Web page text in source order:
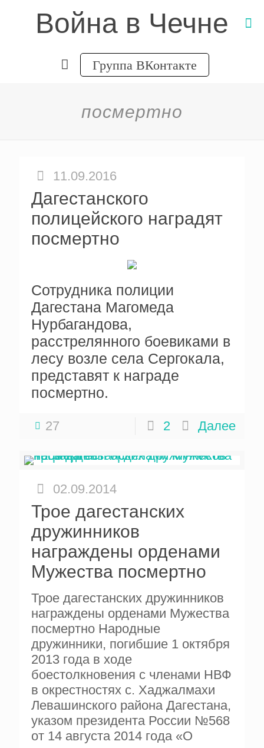
Война в Чечне
Группа ВКонтакте
посмертно
11.09.2016
Дагестанского
полицейского наградят
посмертно
Сотрудника полиции
Дагестана Магомеда
Нурбагандова,
расстрелянного боевиками в
лесу возле села Сергокала,
представят к награде
посмертно.
27 2 Далее
02.09.2014
Трое дагестанских
дружинников
награждены орденами
Мужества посмертно
Трое дагестанских дружинников
награждены орденами Мужества
посмертно Народные
дружинники, погибшие 1 октября
2013 года в ходе
боестолкновения с членами НВФ
в окрестностях с. Хаджалмахи
Левашинского района Дагестана,
указом президента России №568
от 14 августа 2014 года «О